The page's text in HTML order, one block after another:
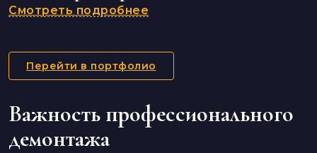
Смотреть подробнее
Перейти в портфолио
Важность профессионального
демонтажа